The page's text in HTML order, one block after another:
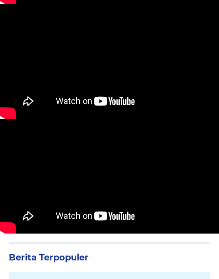
Berita Terpopuler